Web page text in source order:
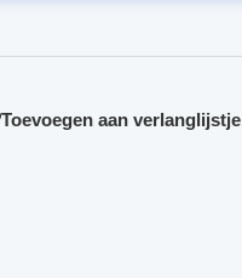
Toevoegen aan verlanglijstje